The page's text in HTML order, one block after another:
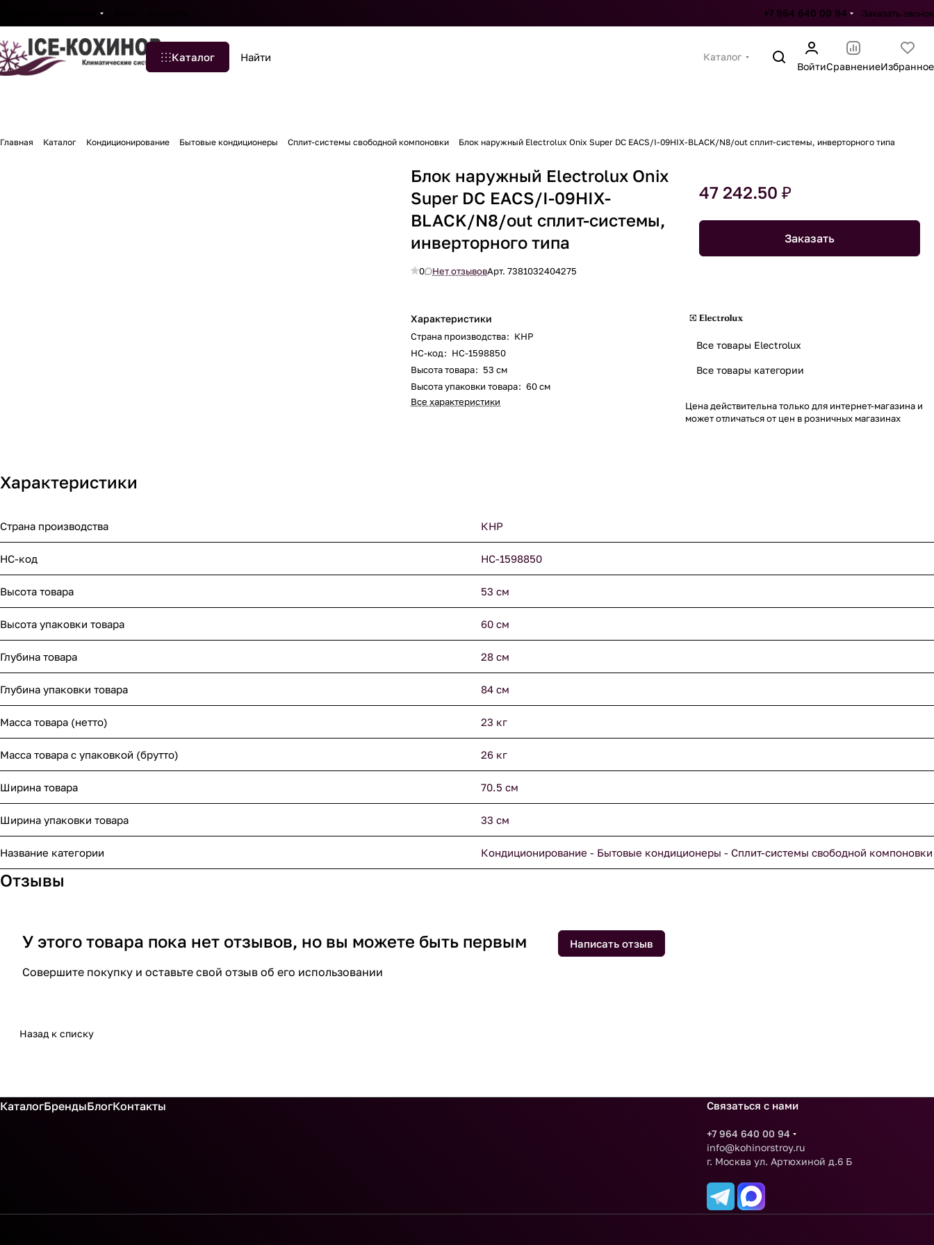
+7 964 640 00 94 Заказать звонок
Каталог
Каталог
ВойтиСравнениеИзбранное
Главная Каталог Кондиционирование Бытовые кондиционеры Сплит-системы свободной компоновки Блок наружный Electrolux Onix Super DC EACS/I-09HIX-BLACK/N8/out сплит-системы, инверторного типа
Блок наружный Electrolux Onix
Super DC EACS/I-09HIX-
BLACK/N8/out сплит-системы,
инверторного типа
0 Нет отзывовАрт.7381032404275
Характеристики
Страна производства: КНР
НС-код: НС-1598850
Высота товара: 53 см
Высота упаковки товара: 60 см
Все характеристики
47 242.50 ₽
Заказать
Все товары Electrolux
Все товары категории
Цена действительна только для интернет-магазина и
может отличаться от цен в розничных магазинах
Характеристики
Страна производства КНР
НС-код НС-1598850
Высота товара 53 см
Высота упаковки товара 60 см
Глубина товара 28 см
Глубина упаковки товара 84 см
Масса товара (нетто) 23 кг
Масса товара с упаковкой (брутто) 26 кг
Ширина товара 70.5 см
Ширина упаковки товара 33 см
Название категории Кондиционирование - Бытовые кондиционеры - Сплит-системы свободной компоновки
Отзывы
У этого товара пока нет отзывов, но вы можете быть первым
Совершите покупку и оставьте свой отзыв об его использовании
Написать отзыв
Назад к списку
КаталогБрендыБлогКонтакты Связаться с нами
+7 964 640 00 94
info@kohinorstroy.ru
г. Москва ул. Артюхиной д.6 Б